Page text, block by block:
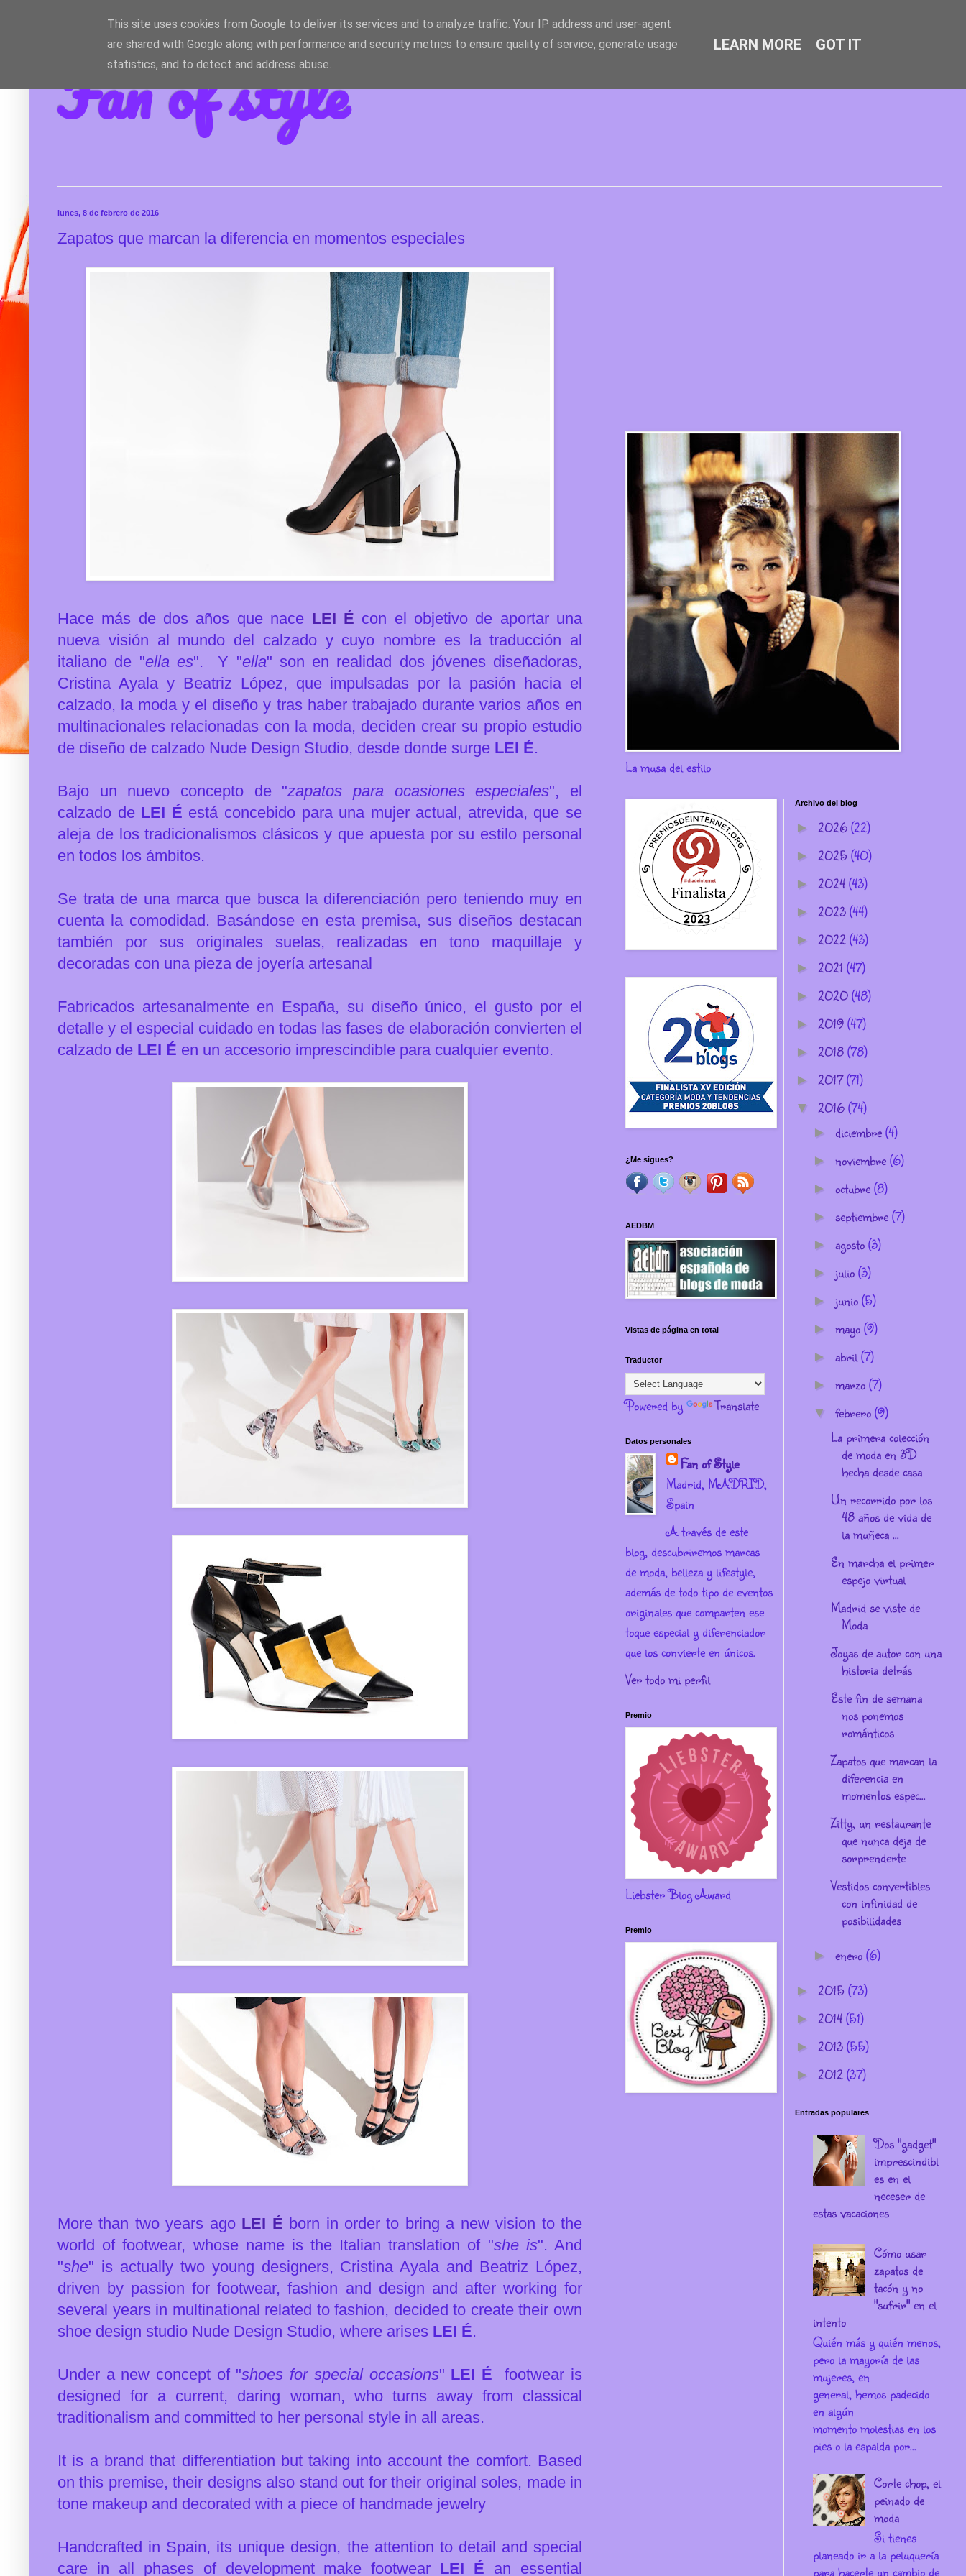
Fan of style
lunes, 8 de febrero de 2016
Zapatos que marcan la diferencia en momentos especiales
Hace más de dos años que nace LEI É con el objetivo de aportar una
nueva visión al mundo del calzado y cuyo nombre es la traducción al
italiano de "ella es". Y "ella" son en realidad dos jóvenes diseñadoras,
Cristina Ayala y Beatriz López, que impulsadas por la pasión hacia el
calzado, la moda y el diseño y tras haber trabajado durante varios años en
multinacionales relacionadas con la moda, deciden crearsu propio estudio
de diseño de calzado Nude Design Studio, desde donde surge LEI É.
Bajo un nuevo concepto de "zapatos para ocasiones especiales", el
calzado de LEI É está concebido para una mujer actual, atrevida, que se
aleja de los tradicionalismos clásicos y que apuesta por su estilo personal
en todos los ámbitos.
Se trata de una marca que busca la diferenciación pero teniendo muy en
cuenta la comodidad. Basándose en esta premisa, sus diseños destacan
también por sus originales suelas, realizadas en tono maquillaje y
decoradas con una pieza de joyería artesanal
Fabricados artesanalmente en España, su diseño único, el gusto por el
detalle y el especial cuidado en todas las fases de elaboración convierten el
calzado de LEI É en un accesorio imprescindible para cualquier evento.
More than two years ago LEI É born in order to bring a new vision to the
world of footwear, whose name is the Italian translation of "she is". And
"she" is actually two young designers, Cristina Ayala and Beatriz López,
driven by passion for footwear, fashion and design and after working for
several years in multinational related to fashion, decided to create their own
shoe design studio Nude Design Studio, where arises LEI É.
Under a new concept of "shoes for special occasions" LEI É footwear is
designed for a current, daring woman, who turns away from classical
traditionalism and committed to her personal style in all areas.
It is a brand that differentiation but taking into account the comfort. Based
on this premise, their designs also stand out for their original soles, made in
tone makeup and decorated with a piece of handmade jewelry
Handcrafted in Spain, its unique design, the attention to detail and special
care in all phases of development make footwear LEI É an essential
La musa del estilo
¿Me sigues?
AEDBM
Vistas de página en total
Traductor
Powered by Translate
Datos personales
Fan of Style
Madrid, MADRID,
Spain
A través de este
blog, descubriremos marcas
de moda, belleza y lifestyle,
además de todo tipo de eventos
originales que comparten ese
toque especial y diferenciador
que los convierte en únicos.
Ver todo mi perfil
Premio
Liebster Blog Award
Premio
Archivo del blog
► 2026(22)
► 2025(40)
► 2024(43)
► 2023(44)
► 2022(43)
► 2021 (47)
► 2020(48)
► 2019(47)
► 2018(78)
► 2017(71)
▼ 2016(74)
► diciembre(4)
► noviembre(6)
► octubre(8)
► septiembre(7)
► agosto(3)
► julio(3)
► junio(5)
► mayo(9)
► abril(7)
► marzo(7)
▼ febrero(9)
La primera colección
de moda en 3D
hecha desde casa
Un recorrido por los
48 años de vida de
la muñeca ...
En marcha el primer
espejo virtual
Madrid se viste de
Moda
Joyas de autor con una
historia detrás
Este fin de semana
nos ponemos
románticos
Zapatos que marcan la
diferencia en
momentos espec...
Zitty, un restaurante
que nunca deja de
sorprenderte
Vestidos convertibles
con infinidad de
posibilidades
► enero(6)
► 2015(73)
► 2014(51)
► 2013(55)
► 2012(37)
Entradas populares
Dos "gadget"
imprescindibl
es en el
neceser de
estas vacaciones
Cómo usar
zapatos de
tacón y no
"sufrir" en el
intento
Quién más y quién menos,
pero la mayoría de las
mujeres, en
general, hemos padecido
en algún
momento molestias en los
pies o la espalda por...
Corte chop, el
peinado de
moda
Si tienes
planeado ir a la peluquería
para hacerte un cambio de
This site uses cookies from Google to deliver its services and to analyze traffic. Your IP address and user-agent
are shared with Google along with performance and security metrics to ensure quality of service, generate usage
statistics, and to detect and address abuse.
LEARN MORE GOT IT